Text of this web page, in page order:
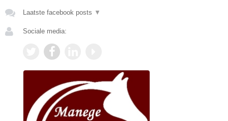
Laatste facebook posts ▼
Sociale media: